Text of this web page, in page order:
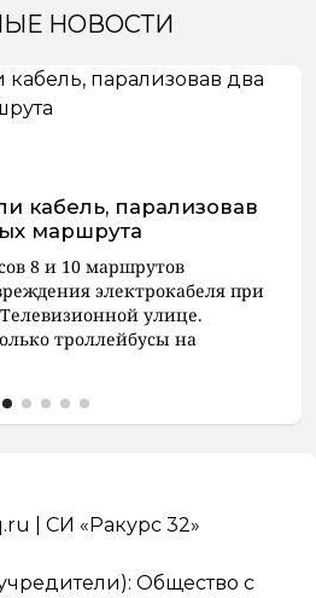
НОВОСТИ
кабель, парализовав
маршрута
8 и 10 маршрутов
электрокабеля при
улице.
троллейбусы на
| СИ «Ракурс 32»
Общество с